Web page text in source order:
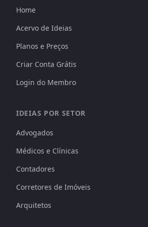
Home
Acervo de Ideias
Planos e Preços
Criar Conta Grátis
Login do Membro
IDEIAS POR SETOR
Advogados
Médicos e Clínicas
Contadores
Corretores de Imóveis
Arquitetos